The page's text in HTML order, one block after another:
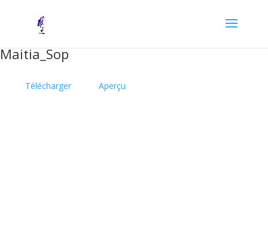
Maitia_Sop
Télécharger Aperçu